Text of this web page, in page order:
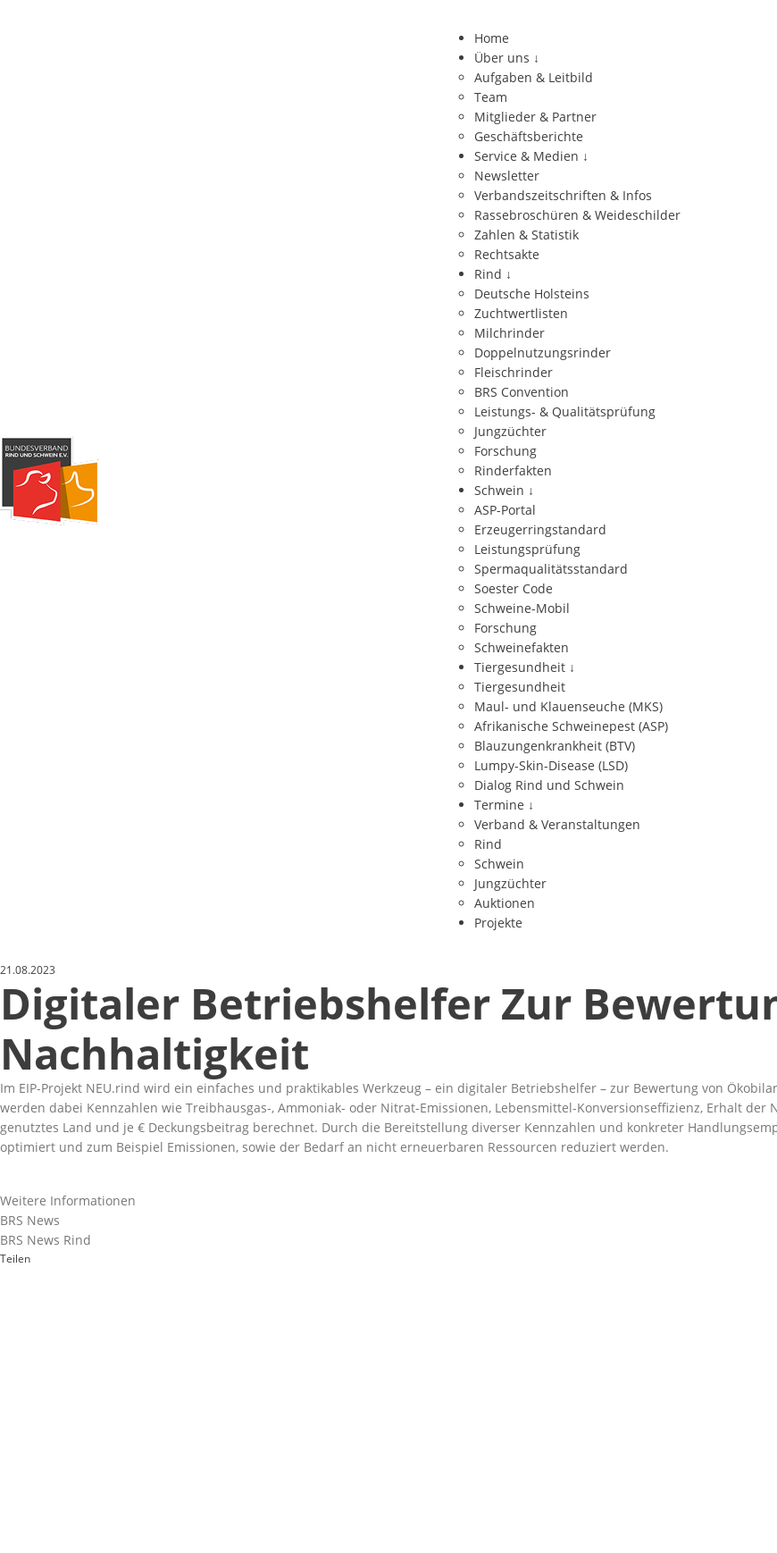
Home
Über uns ↓
Aufgaben & Leitbild
Team
Mitglieder & Partner
Geschäftsberichte
Service & Medien ↓
Newsletter
Verbandszeitschriften & Infos
Rassebroschüren & Weideschilder
Zahlen & Statistik
Rechtsakte
Rind ↓
Deutsche Holsteins
Zuchtwertlisten
Milchrinder
Doppelnutzungsrinder
Fleischrinder
BRS Convention
Leistungs- & Qualitätsprüfung
Jungzüchter
Forschung
Rinderfakten
Schwein ↓
ASP-Portal
Erzeugerringstandard
Leistungsprüfung
Spermaqualitätsstandard
Soester Code
Schweine-Mobil
Forschung
Schweinefakten
Tiergesundheit ↓
Tiergesundheit
Maul- und Klauenseuche (MKS)
Afrikanische Schweinepest (ASP)
Blauzungenkrankheit (BTV)
Lumpy-Skin-Disease (LSD)
Dialog Rind und Schwein
Termine ↓
Verband & Veranstaltungen
Rind
Schwein
Jungzüchter
Auktionen
Projekte
21.08.2023
Digitaler Betriebshelfer Zur
Nachhaltigkeit
Im EIP-Projekt NEU.rind wird ein einfaches und praktikables Werkzeug – ein digitaler Betriebshelfer – zur Bewertung von
werden dabei Kennzahlen wie Treibhausgas-, Ammoniak- oder Nitrat-Emissionen, Lebensmittel-Konversionseffizienz, Erhalt
genutztes Land und je € Deckungsbeitrag berechnet. Durch die Bereitstellung diverser Kennzahlen und konkreter
optimiert und zum Beispiel Emissionen, sowie der Bedarf an nicht erneuerbaren Ressourcen reduziert werden.
Weitere Informationen
BRS News
BRS News Rind
Teilen